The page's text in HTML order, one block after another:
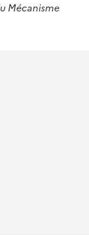
Mécanisme